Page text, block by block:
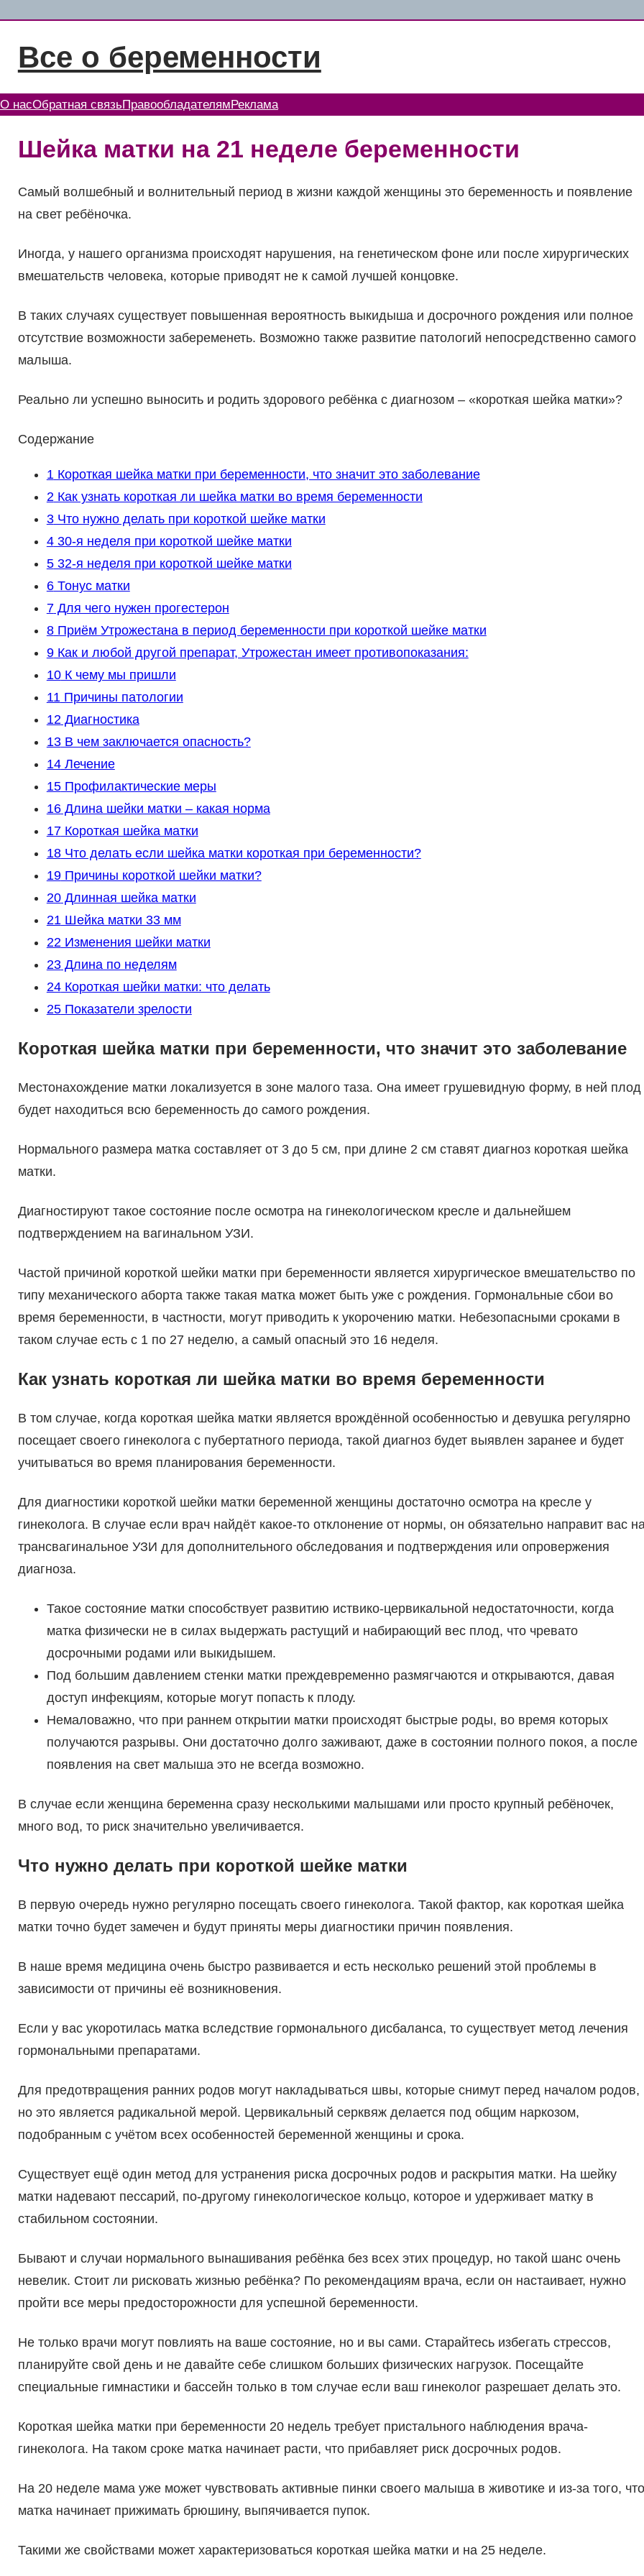
содержимому
Все о беременности
О насОбратная связьПравообладателям Реклама
Шейка матки на 21 неделе беременности
Самый волшебный и волнительный период в жизни каждой женщины это беременность и появление
на свет ребёночка.
Иногда, у нашего организма происходят нарушения, на генетическом фоне или после хирургических
вмешательств человека, которые приводят не к самой лучшей концовке.
В таких случаях существует повышенная вероятность выкидыша и досрочного рождения или полное
отсутствие возможности забеременеть. Возможно также развитие патологий непосредственно самого
малыша.
Реально ли успешно выносить и родить здорового ребёнка с диагнозом ‒ «короткая шейка матки»?
Содержание
1Короткая шейка матки при беременности, что значит это заболевание
2Как узнать короткая ли шейка матки во время беременности
3Что нужно делать при короткой шейке матки
430-я неделя при короткой шейке матки
532-я неделя при короткой шейке матки
6Тонус матки
7Для чего нужен прогестерон
8Приём Утрожестана в период беременности при короткой шейке матки
9Как и любой другой препарат, Утрожестан имеет противопоказания:
10К чему мы пришли
11Причины патологии
12Диагностика
13В чем заключается опасность?
14Лечение
15Профилактические меры
16Длина шейки матки – какая норма
17Короткая шейка матки
18Что делать если шейка матки короткая при беременности?
19Причины короткой шейки матки?
20Длинная шейка матки
21Шейка матки 33 мм
22Изменения шейки матки
23Длина по неделям
24Короткая шейки матки: что делать
25Показатели зрелости
Короткая шейка матки при беременности, что значит это заболевание
Местонахождение матки локализуется в зоне малого таза. Она имеет грушевидную форму, в ней плод
будет находиться всю беременность до самого рождения.
Нормального размера матка составляет от 3 до 5 см, при длине 2 см ставят диагноз короткая шейка
матки.
Диагностируют такое состояние после осмотра на гинекологическом кресле и дальнейшем
подтверждением на вагинальном УЗИ.
Частой причиной короткой шейки матки при беременности является хирургическое вмешательство по
типу механического аборта также такая матка может быть уже с рождения. Гормональные сбои во
время беременности, в частности, могут приводить к укорочению матки. Небезопасными сроками в
таком случае есть с 1 по 27 неделю, а самый опасный это 16 неделя.
Как узнать короткая ли шейка матки во время беременности
В том случае, когда короткая шейка матки является врождённой особенностью и девушка регулярно
посещает своего гинеколога с пубертатного периода, такой диагноз будет выявлен заранее и будет
учитываться во время планирования беременности.
Для диагностики короткой шейки матки беременной женщины достаточно осмотра на кресле у
гинеколога. В случае если врач найдёт какое-то отклонение от нормы, он обязательно направит вас
трансвагинальное УЗИ для дополнительного обследования и подтверждения или опровержения
диагноза.
Такое состояние матки способствует развитию иствико-цервикальной недостаточности, когда
матка физически не в силах выдержать растущий и набирающий вес плод, что чревато
досрочными родами или выкидышем.
Под большим давлением стенки матки преждевременно размягчаются и открываются, давая
доступ инфекциям, которые могут попасть к плоду.
Немаловажно, что при раннем открытии матки происходят быстрые роды, во время которых
получаются разрывы. Они достаточно долго заживают, даже в состоянии полного покоя, а после
появления на свет малыша это не всегда возможно.
В случае если женщина беременна сразу несколькими малышами или просто крупный ребёночек,
много вод, то риск значительно увеличивается.
Что нужно делать при короткой шейке матки
В первую очередь нужно регулярно посещать своего гинеколога. Такой фактор, как короткая шейка
матки точно будет замечен и будут приняты меры диагностики причин появления.
В наше время медицина очень быстро развивается и есть несколько решений этой проблемы в
зависимости от причины её возникновения.
Если у вас укоротилась матка вследствие гормонального дисбаланса, то существует метод лечения
гормональными препаратами.
Для предотвращения ранних родов могут накладываться швы, которые снимут перед началом родов,
но это является радикальной мерой. Цервикальный серквяж делается под общим наркозом,
подобранным с учётом всех особенностей беременной женщины и срока.
Существует ещё один метод для устранения риска досрочных родов и раскрытия матки. На шейку
матки надевают пессарий, по-другому гинекологическое кольцо, которое и удерживает матку в
стабильном состоянии.
Бывают и случаи нормального вынашивания ребёнка без всех этих процедур, но такой шанс очень
невелик. Стоит ли рисковать жизнью ребёнка? По рекомендациям врача, если он настаивает, нужно
пройти все меры предосторожности для успешной беременности.
Не только врачи могут повлиять на ваше состояние, но и вы сами. Старайтесь избегать стрессов,
планируйте свой день и не давайте себе слишком больших физических нагрузок. Посещайте
специальные гимнастики и бассейн только в том случае если ваш гинеколог разрешает делать это.
Короткая шейка матки при беременности 20 недель требует пристального наблюдения врача-
гинеколога. На таком сроке матка начинает расти, что прибавляет риск досрочных родов.
На 20 неделе мама уже может чувствовать активные пинки своего малыша в животике и из-за того, что
матка начинает прижимать брюшину, выпячивается пупок.
Такими же свойствами может характеризоваться короткая шейка матки и на 25 неделе.